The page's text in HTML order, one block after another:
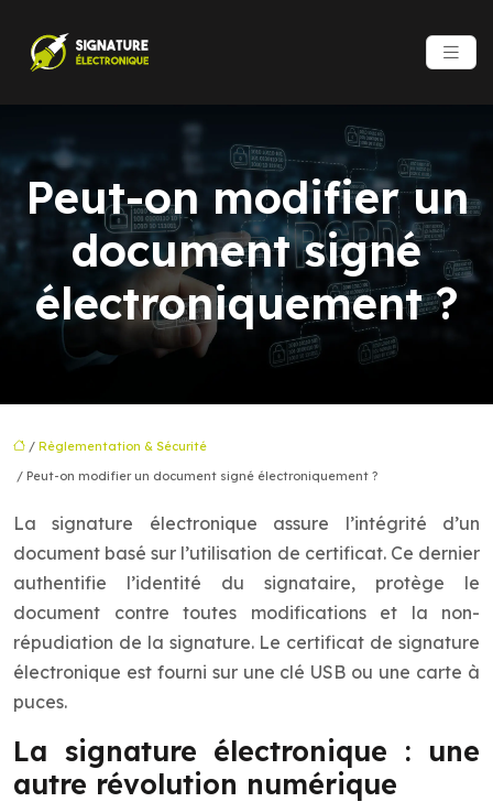
Peut-on modifier un
document signé
électroniquement ?
/ Règlementation & Sécurité
/ Peut-on modifier un document signé électroniquement ?
La signature électronique assure l’intégrité d’un
document basé sur l’utilisation de certificat. Ce dernier
authentifie l’identité du signataire, protège le
document contre toutes modifications et la non-
répudiation de la signature. Le certificat de signature
électronique est fourni sur une clé USB ou une carte à
puces.
La signature électronique : une
autre révolution numérique